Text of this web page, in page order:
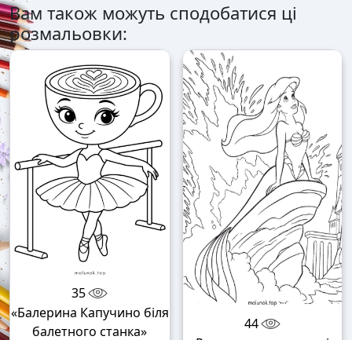
Вам також можуть сподобатися ці
розмальовки:
35
«Балерина Капучино біля
балетного станка»
44